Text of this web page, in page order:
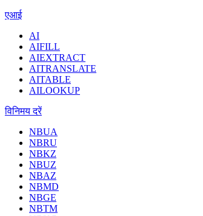
एआई
AI
AIFILL
AIEXTRACT
AITRANSLATE
AITABLE
AILOOKUP
विनिमय दरें
NBUA
NBRU
NBKZ
NBUZ
NBAZ
NBMD
NBGE
NBTM